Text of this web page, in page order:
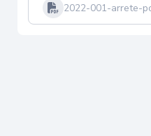
2022-001-arrete-